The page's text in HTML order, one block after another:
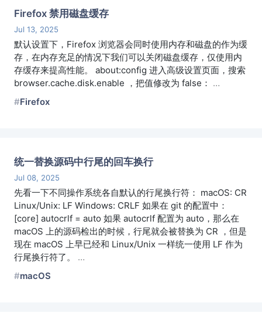
Firefox 禁用磁盘缓存
Jul 13, 2025
默认设置下，Firefox 浏览器会同时使用内存和磁盘的作为缓
存，在内存充足的情况下我们可以关闭磁盘缓存，仅使用内
存缓存来提高性能。 about:config 进入高级设置页面，搜索
browser.cache.disk.enable ，把值修改为 false： …
Firefox
统一替换源码中行尾的回车换行
Jul 08, 2025
先看一下不同操作系统各自默认的行尾换行符： macOS: CR
Linux/Unix: LF Windows: CRLF 如果在 git 的配置中：
[core] autocrlf = auto 如果 autocrlf 配置为 auto，那么在
macOS 上的源码检出的时候，行尾就会被替换为 CR ，但是
现在 macOS 上早已经和 Linux/Unix 一样统一使用 LF 作为
行尾换行符了。 …
macOS